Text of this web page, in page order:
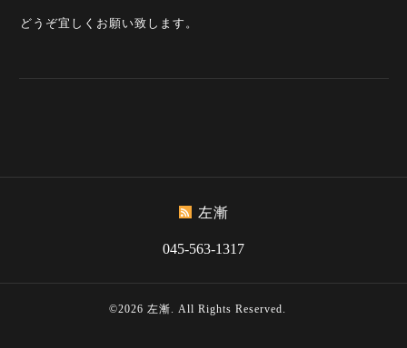
どうぞ宜しくお願い致します。
左漸
045-563-1317
©2026 左漸. All Rights Reserved.